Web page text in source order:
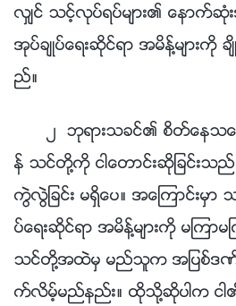
လွ်င္ သင့္လုပ္ရပ္မ်ား၏ ေနာက္ဆုံ
အုပ္ခ်ဳပ္ေရးဆိုင္ရာ အမိန္႔မ်ားကို ခ်ိဳ
ည္။
၂ ဘုရားသခင္၏ စိတ္ေနသ
န္ သင္တို႔ကို ငါေတာင္းဆိုျခင္းသ
ကြဲလြဲျခင္း မရွိေပ။ အေၾကာင္း
ပ္ေရးဆိုင္ရာ အမိန္႔မ်ားကို မၾကာ
သင္တို႔အထဲမွ မည္သူက အျပစ္ဒဏ္ေပ
က္လိမ့္မည္နည္း။ ထိုသို႔ဆိုပါက င